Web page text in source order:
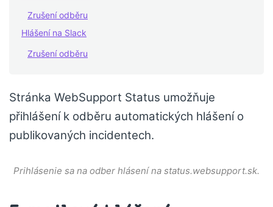
Zrušení odběru
Hlášení na Slack
Zrušení odběru
Stránka WebSupport Status umožňuje
přihlášení k odběru automatických hlášení o
publikovaných incidentech.
Prihlásenie sa na odber hlásení na status.websupport.sk.